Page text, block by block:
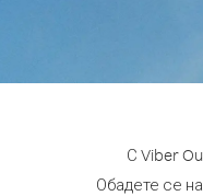
С Viber
Обадете се